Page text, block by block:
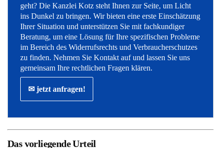
geht? Die Kanzlei Kotz steht Ihnen zur Seite, um Licht
ins Dunkel zu bringen. Wir bieten eine erste Einschätzung
Ihrer Situation und unterstützen Sie mit fachkundiger
Beratung, um eine Lösung für Ihre spezifischen Probleme
im Bereich des Widerrufsrechts und Verbraucherschutzes
zu finden. Nehmen Sie Kontakt auf und lassen Sie uns
gemeinsam Ihre rechtlichen Fragen klären.
✉ jetzt anfragen!
Das vorliegende Urteil